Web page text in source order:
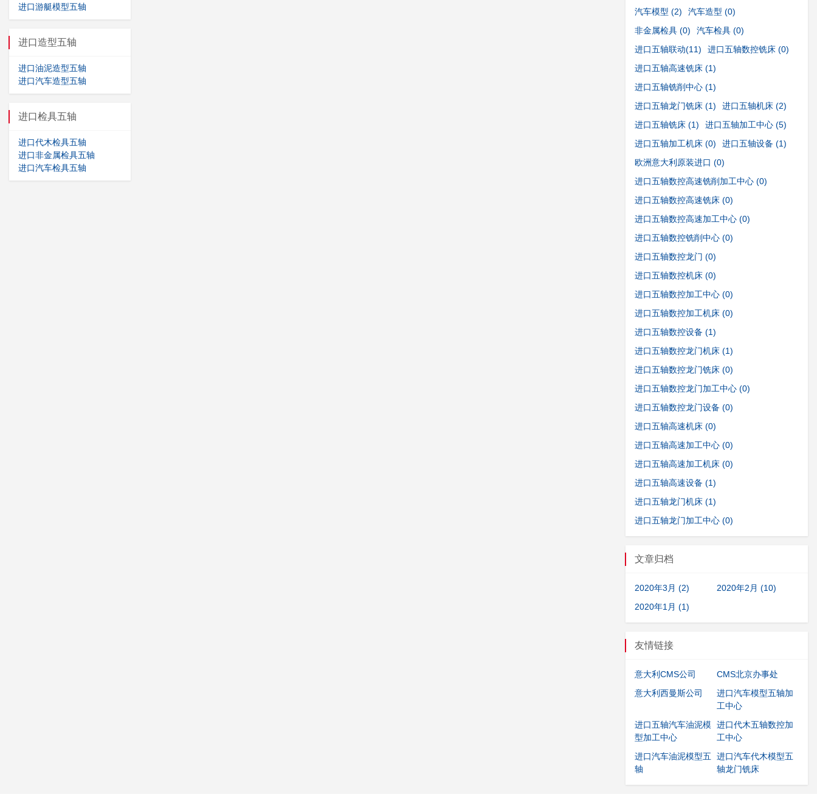
进口游艇模型五轴
进口造型五轴
进口油泥造型五轴
进口汽车造型五轴
进口检具五轴
进口代木检具五轴
进口非金属检具五轴
进口汽车检具五轴
汽车模型 (2) 汽车造型 (0)
非金属检具 (0) 汽车检具 (0)
进口五轴联动(11) 进口五轴数控铣床 (0)
进口五轴高速铣床 (1)
进口五轴铣削中心 (1)
进口五轴龙门铣床 (1) 进口五轴机床 (2)
进口五轴铣床 (1) 进口五轴加工中心 (5)
进口五轴加工机床 (0) 进口五轴设备 (1)
欧洲意大利原装进口 (0)
进口五轴数控高速铣削加工中心 (0)
进口五轴数控高速铣床 (0)
进口五轴数控高速加工中心 (0)
进口五轴数控铣削中心 (0)
进口五轴数控龙门 (0)
进口五轴数控机床 (0)
进口五轴数控加工中心 (0)
进口五轴数控加工机床 (0)
进口五轴数控设备 (1)
进口五轴数控龙门机床 (1)
进口五轴数控龙门铣床 (0)
进口五轴数控龙门加工中心 (0)
进口五轴数控龙门设备 (0)
进口五轴高速机床 (0)
进口五轴高速加工中心 (0)
进口五轴高速加工机床 (0)
进口五轴高速设备 (1)
进口五轴龙门机床 (1)
进口五轴龙门加工中心 (0)
文章归档
2020年3月 (2)
2020年2月 (10)
2020年1月 (1)
友情链接
意大利CMS公司
CMS北京办事处
意大利西曼斯公司
进口汽车模型五轴加
工中心
进口五轴汽车油泥模
型加工中心
进口代木五轴数控加
工中心
进口汽车油泥模型五
轴
进口汽车代木模型五
轴龙门铣床